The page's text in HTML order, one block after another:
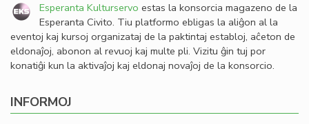
Esperanta Kulturservo estas la konsorcia magazeno de la
Esperanta Civito. Tiu platformo ebligas la aliĝon al la
eventoj kaj kursoj organizataj de la paktintaj establoj, aĉeton de
eldonaĵoj, abonon al revuoj kaj multe pli. Vizitu ĝin tuj por
konatiĝi kun la aktivaĵoj kaj eldonaj novaĵoj de la konsorcio.
INFORMOJ